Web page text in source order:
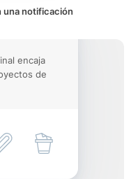
una notificación
encaja
de